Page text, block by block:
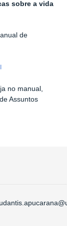
sobre a vida
de
no manual,
Assuntos